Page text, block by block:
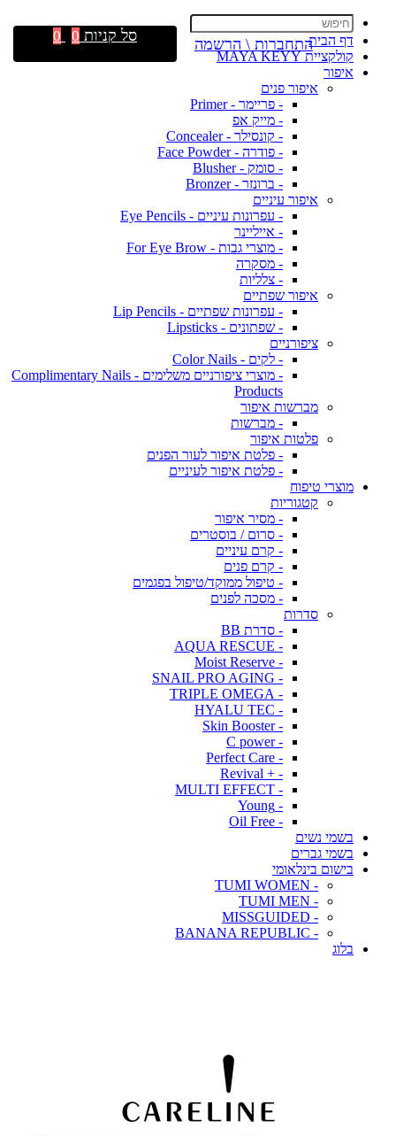
דף הבית
קולקציית MAYA KEYY
איפור
איפור פנים
- פריימר - Primer
- מייק אפ
- קונסילר - Concealer
- פודרה - Face Powder
- סומק - Blusher
- ברונזר - Bronzer
איפור עיניים
- עפרונות עיניים - Eye Pencils
- אייליינר
- מוצרי גבות - For Eye Brow
- מסקרה
- צלליות
איפור שפתיים
- עפרונות שפתיים - Lip Pencils
- שפתונים - Lipsticks
ציפורניים
- לקים - Color Nails
- מוצרי ציפורניים משלימים - Complimentary Nails
Products
מברשות איפור
- מברשות
פלטות איפור
- פלטת איפור לעור הפנים
- פלטת איפור לעיניים
מוצרי טיפוח
קטגוריות
- מסיר איפור
- סרום / בוסטרים
- קרם עיניים
- קרם פנים
- טיפול ממוקד/טיפול בפגמים
- מסכה לפנים
סדרות
- סדרת BB
- AQUA RESCUE
- Moist Reserve
- SNAIL PRO AGING
- TRIPLE OMEGA
- HYALU TEC
- Skin Booster
- C power
- Perfect Care
- + Revival
- MULTI EFFECT
- Young
- Oil Free
בשמי נשים
בשמי גברים
בישום בינלאומי
- TUMI WOMEN
- TUMI MEN
- MISSGUIDED
- BANANA REPUBLIC
בלוג
התחברות \ הרשמה סל קניות 0
0